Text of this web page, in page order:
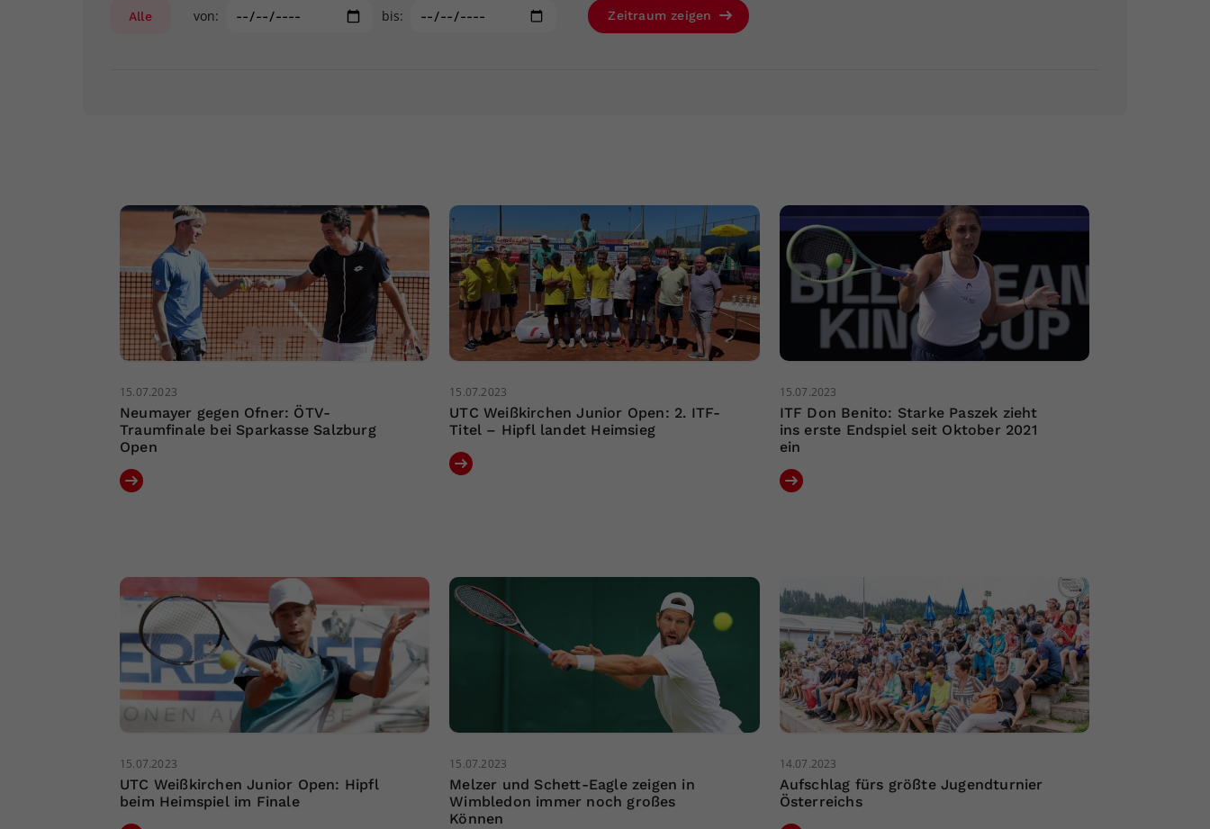
Alle von: bis: Zeitraum zeigen
15.07.2023
Neumayer gegen Ofner: ÖTV-
Traumfinale bei Sparkasse Salzburg
Open
15.07.2023
UTC Weißkirchen Junior Open: 2. ITF-
Titel – Hipfl landet Heimsieg
15.07.2023
ITF Don Benito: Starke Paszek zieht
ins erste Endspiel seit Oktober 2021
ein
15.07.2023
UTC Weißkirchen Junior Open: Hipfl
beim Heimspiel im Finale
15.07.2023
Melzer und Schett-Eagle zeigen in
Wimbledon immer noch großes
Können
14.07.2023
Aufschlag fürs größte Jugendturnier
Österreichs
Ihrer vorgenommen Einstellungen, falls der